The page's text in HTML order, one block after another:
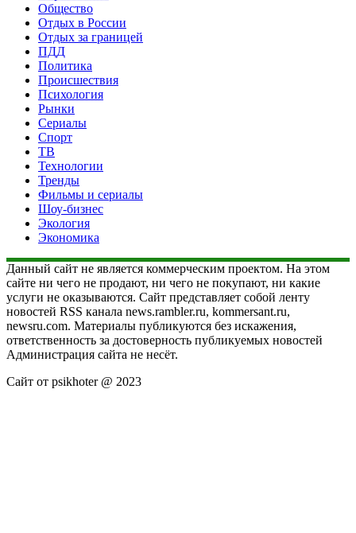
Общество
Отдых в России
Отдых за границей
ПДД
Политика
Происшествия
Психология
Рынки
Сериалы
Спорт
ТВ
Технологии
Тренды
Фильмы и сериалы
Шоу-бизнес
Экология
Экономика
Данный сайт не является коммерческим проектом. На этом
сайте ни чего не продают, ни чего не покупают, ни какие
услуги не оказываются. Сайт представляет собой ленту
новостей RSS канала news.rambler.ru, kommersant.ru,
newsru.com. Материалы публикуются без искажения,
ответственность за достоверность публикуемых новостей
Администрация сайта не несёт.
Сайт от psikhoter @ 2023